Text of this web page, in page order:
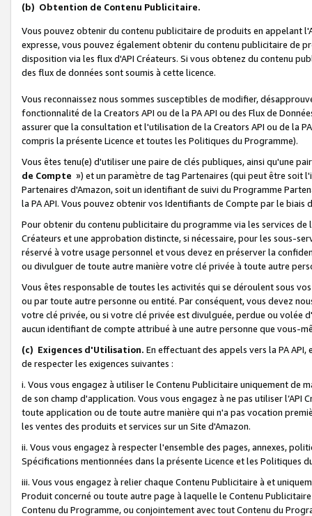
(b) Obtention de Contenu Publicitaire.
Vous pouvez obtenir du contenu publicitaire de produits en appelant
expresse, vous pouvez également obtenir du contenu publicitaire de
disposition via les flux d'API Créateurs. Si vous obtenez du contenu
des flux de données sont soumis à cette licence.
Vous reconnaissez nous sommes susceptibles de modifier,
fonctionnalité de la Creators API ou de la PA API ou des Flux de
assurer que la consultation et l'utilisation de la Creators API ou de la
compris la présente Licence et toutes les Politiques du Programme).
Vous êtes tenu(e) d'utiliser une paire de clés publiques, ainsi qu'une
de Compte ») et un paramètre de tag Partenaires (qui peut être soit
Partenaires d'Amazon, soit un identifiant de suivi du Programme
la PA API. Vous pouvez obtenir vos Identifiants de Compte par le biais
Pour obtenir du contenu publicitaire du programme via les services
Créateurs et une approbation distincte, si nécessaire, pour les sous-
réservé à votre usage personnel et vous devez en préserver la
ou divulguer de toute autre manière votre clé privée à toute autre
Vous êtes responsable de toutes les activités qui se déroulent sous
ou par toute autre personne ou entité. Par conséquent, vous devez
votre clé privée, ou si votre clé privée est divulguée, perdue ou volée
aucun identifiant de compte attribué à une autre personne que vous-
(c) Exigences d'Utilisation. En effectuant des appels vers la PA
de respecter les exigences suivantes :
i. Vous vous engagez à utiliser le Contenu Publicitaire uniquement de
de son champ d'application. Vous vous engagez à ne pas utiliser l’API
toute application ou de toute autre manière qui n'a pas vocation
les ventes des produits et services sur un Site d'Amazon.
ii. Vous vous engagez à respecter l'ensemble des pages, annexes,
Spécifications mentionnées dans la présente Licence et les Politiques
iii. Vous vous engagez à relier chaque Contenu Publicitaire à et
Produit concerné ou toute autre page à laquelle le Contenu
Contenu du Programme, ou conjointement avec tout Contenu du